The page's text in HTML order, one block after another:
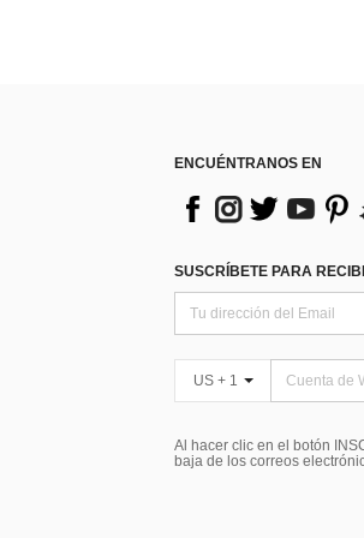
ENCUÉNTRANOS EN
SUSCRÍBETE PARA
US + 1
Al hacer clic en el botón
baja de los correos